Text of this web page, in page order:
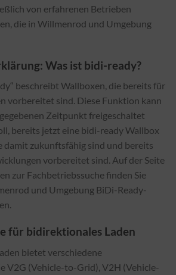
von erfahrenen Betrieben
die in Willmenrod und Umgebung
Was ist bidi-ready?
beschreibt Wallboxen, die bereits für
vorbereitet sind. Diese Funktion kann
Zeitpunkt freigeschaltet
bereits jetzt eine bidi-ready Wallbox
damit zukunftsfähig sind und bereits
vorbereitet sind. Auf der Seite
zur Fachbetriebssuche finden Sie
und Umgebung BiDi-Ready-
für bidirektionales Laden
bietet verschiedene
V2G (Vehicle-to-Grid), V2H (Vehicle-